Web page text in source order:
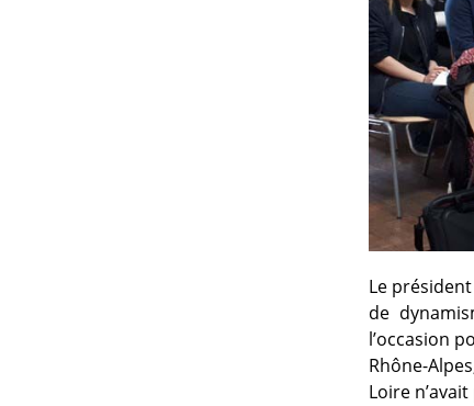
Le
de
l’occasion
Rhône-
Loire